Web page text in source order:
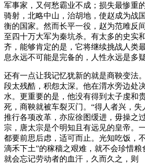
军事家，又何愁霸业不成；损失最惨重
骑射，北略中山，治胡地，使赵成为战
衡的国家。然而长平一役，赵为范雎反
至四十万大军为秦坑杀。有太多的史实
齐，能够肯定的是，它将继续挑战人类
息永远不可能是完备的，人性永远是多疑
还有一点让我记忆犹新的就是商鞅变法
段太残酷，积怨太深。他在渭水旁边处
水。更重要的是，他没有得到太子虔和
死，商鞅就被车裂灭门。“得人者兴，失
推行各项改革，亦应徐图缓进，毋操之
宗，唐太宗是个明知且有远见的皇帝。
都要前思后虑，适可而止。光知吃饭，
滴禾下土”的稼穑之艰难，就不会珍惜粮
就会忘记劳动者的血汗，久而久之，则